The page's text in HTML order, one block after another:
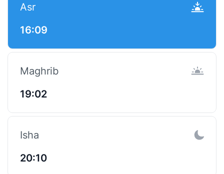
Asr
16:09
Maghrib
19:02
Isha
20:10